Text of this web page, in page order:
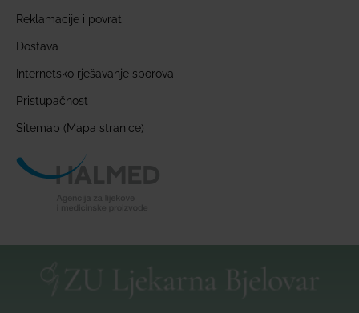
Reklamacije i povrati
Dostava
Internetsko rješavanje sporova
Pristupačnost
Sitemap (Mapa stranice)